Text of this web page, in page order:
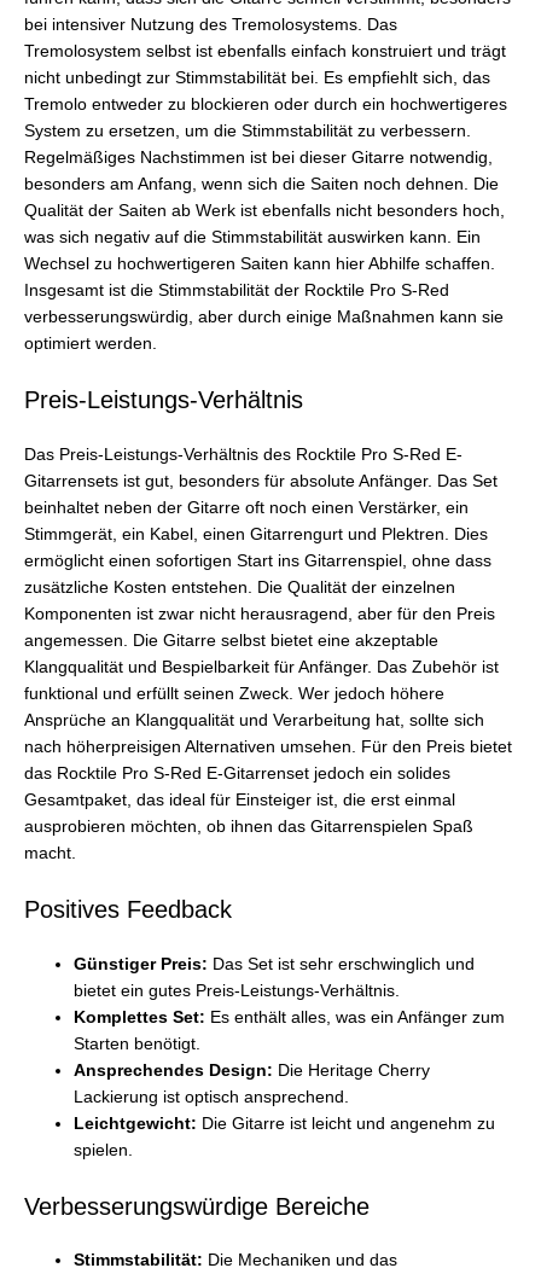
bei intensiver Nutzung des Tremolosystems. Das
Tremolosystem selbst ist ebenfalls einfach konstruiert und trägt
nicht unbedingt zur Stimmstabilität bei. Es empfiehlt sich, das
Tremolo entweder zu blockieren oder durch ein hochwertigeres
System zu ersetzen, um die Stimmstabilität zu verbessern.
Regelmäßiges Nachstimmen ist bei dieser Gitarre notwendig,
besonders am Anfang, wenn sich die Saiten noch dehnen. Die
Qualität der Saiten ab Werk ist ebenfalls nicht besonders hoch,
was sich negativ auf die Stimmstabilität auswirken kann. Ein
Wechsel zu hochwertigeren Saiten kann hier Abhilfe schaffen.
Insgesamt ist die Stimmstabilität der Rocktile Pro S-Red
verbesserungswürdig, aber durch einige Maßnahmen kann sie
optimiert werden.
Preis-Leistungs-Verhältnis
Das Preis-Leistungs-Verhältnis des Rocktile Pro S-Red E-
Gitarrensets ist gut, besonders für absolute Anfänger. Das Set
beinhaltet neben der Gitarre oft noch einen Verstärker, ein
Stimmgerät, ein Kabel, einen Gitarrengurt und Plektren. Dies
ermöglicht einen sofortigen Start ins Gitarrenspiel, ohne dass
zusätzliche Kosten entstehen. Die Qualität der einzelnen
Komponenten ist zwar nicht herausragend, aber für den Preis
angemessen. Die Gitarre selbst bietet eine akzeptable
Klangqualität und Bespielbarkeit für Anfänger. Das Zubehör ist
funktional und erfüllt seinen Zweck. Wer jedoch höhere
Ansprüche an Klangqualität und Verarbeitung hat, sollte sich
nach höherpreisigen Alternativen umsehen. Für den Preis bietet
das Rocktile Pro S-Red E-Gitarrenset jedoch ein solides
Gesamtpaket, das ideal für Einsteiger ist, die erst einmal
ausprobieren möchten, ob ihnen das Gitarrenspielen Spaß
macht.
Positives Feedback
Günstiger Preis: Das Set ist sehr erschwinglich und
bietet ein gutes Preis-Leistungs-Verhältnis.
Komplettes Set: Es enthält alles, was ein Anfänger zum
Starten benötigt.
Ansprechendes Design: Die Heritage Cherry
Lackierung ist optisch ansprechend.
Leichtgewicht: Die Gitarre ist leicht und angenehm zu
spielen.
Verbesserungswürdige Bereiche
Stimmstabilität: Die Mechaniken und das